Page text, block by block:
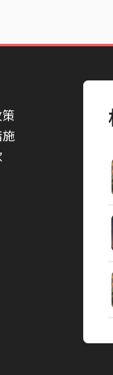
策
施